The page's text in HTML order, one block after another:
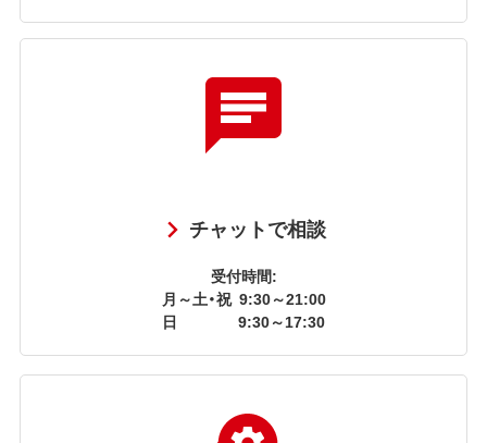
チャットで相談
受付時間:
月～土・祝 9:30～21:00
日
9:30～17:30